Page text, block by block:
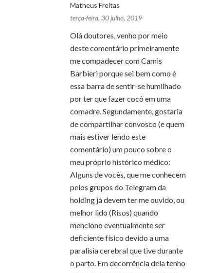
Matheus Freitas
terça-feira, 30 julho, 2019
Olá doutores, venho por meio
deste comentário primeiramente
me compadecer com Camis
Barbieri porque sei bem como é
essa barra de sentir-se humilhado
por ter que fazer cocô em uma
comadre. Segundamente, gostaria
de compartilhar convosco (e quem
mais estiver lendo este
comentário) um pouco sobre o
meu próprio histórico médico:
Alguns de vocês, que me conhecem
pelos grupos do Telegram da
holding já devem ter me ouvido, ou
melhor lido (Risos) quando
menciono eventualmente ser
deficiente físico devido a uma
paralisia cerebral que tive durante
o parto. Em decorrência dela tenho